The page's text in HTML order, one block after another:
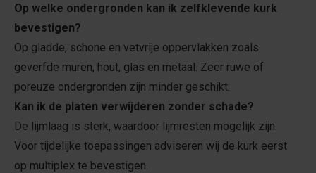
Op welke ondergronden kan ik zelfklevende kurk
bevestigen?
Op gladde, schone en vetvrije oppervlakken zoals
geverfde muren, hout, glas en metaal. Zeer ruwe of
poreuze ondergronden zijn minder geschikt.
Kan ik de platen verwijderen zonder schade?
De lijmlaag is sterk, waardoor lijmresten mogelijk zijn.
Voor tijdelijke toepassingen adviseren wij de kurk eerst
op multiplex te bevestigen.